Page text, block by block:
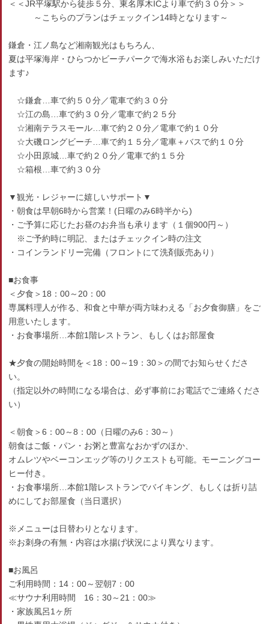
＜＜JR平塚駅から徒歩５分、東名厚木ICより車で約３０分＞＞
～こちらのプランはチェックイン14時となります～
鎌倉・江ノ島など湘南観光はもちろん、
夏は平塚海岸・ひらつかビーチパークで海水浴もお楽しみいただけ
ます♪
☆鎌倉…車で約５０分／電車で約３０分
☆江の島…車で約３０分／電車で約２５分
☆湘南テラスモール…車で約２０分／電車で約１０分
☆大磯ロングビーチ…車で約１５分／電車＋バスで約１０分
☆小田原城…車で約２０分／電車で約１５分
☆箱根…車で約３０分
▼観光・レジャーに嬉しいサポート▼
・朝食は早朝6時から営業！(日曜のみ6時半から)
・ご予算に応じたお昼のお弁当も承ります（１個900円～）
※ご予約時に明記、またはチェックイン時の注文
・コインランドリー完備（フロントにて洗剤販売あり）
■お食事
＜夕食＞18：00～20：00
専属料理人が作る、和食と中華が両方味わえる「お夕食御膳」をご
用意いたします。
・お食事場所…本館1階レストラン、もしくはお部屋食
★夕食の開始時間を＜18：00～19：30＞の間でお知らせくださ
い。
（指定以外の時間になる場合は、必ず事前にお電話でご連絡くださ
い）
＜朝食＞6：00～8：00（日曜のみ6：30～）
朝食はご飯・パン・お粥と豊富なおかずのほか、
オムレツやベーコンエッグ等のリクエストも可能。モーニングコー
ヒー付き。
・お食事場所…本館1階レストランでバイキング、もしくは折り詰
めにしてお部屋食（当日選択）
※メニューは日替わりとなります。
※お刺身の有無・内容は水揚げ状況により異なります。
■お風呂
ご利用時間：14：00～翌朝7：00
≪サウナ利用時間 16：30～21：00≫
・家族風呂1ヶ所